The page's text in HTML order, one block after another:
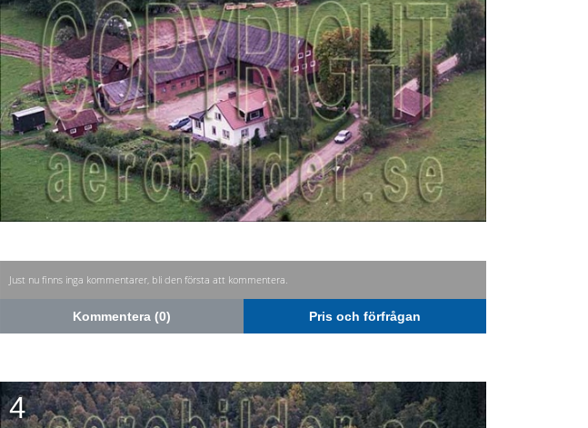
Just nu finns inga kommentarer, bli den första att kommentera.
Kommentera (0) Pris och förfrågan
4